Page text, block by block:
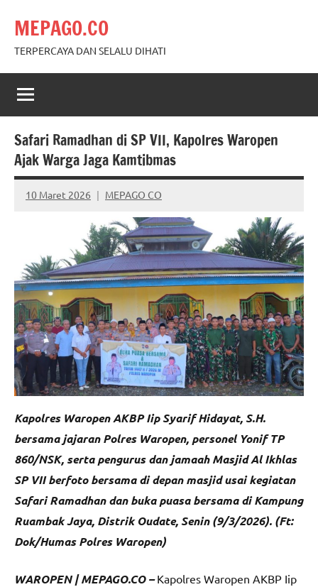
content
MEPAGO.CO
TERPERCAYA DAN SELALU DIHATI
Safari Ramadhan di SP VII, Kapolres Waropen
Ajak Warga Jaga Kamtibmas
10 Maret 2026 MEPAGO CO
No
Kapolres Waropen AKBP Iip Syarif Hidayat, S.H.
bersama jajaran Polres Waropen, personel Yonif TP
860/NSK, serta pengurus dan jamaah Masjid Al Ikhlas
SP VII berfoto bersama di depan masjid usai kegiatan
Safari Ramadhan dan buka puasa bersama di Kampung
Ruambak Jaya, Distrik Oudate, Senin (9/3/2026). (Ft:
Dok/Humas Polres Waropen)
WAROPEN | MEPAGO.CO – Kapolres Waropen AKBP Iip